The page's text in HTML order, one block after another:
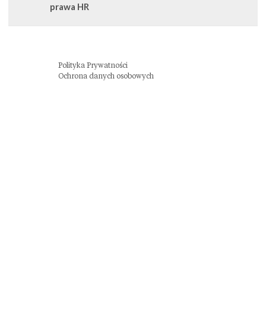
prawa HR
Polityka Prywatności
Ochrona danych osobowych